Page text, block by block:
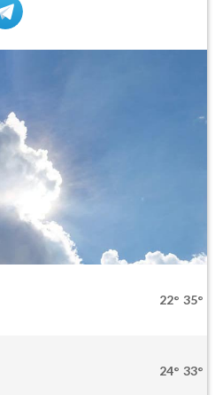
22° 35°
24° 33°